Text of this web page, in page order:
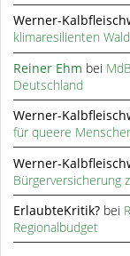
Werner-
klimaresilienten
Reiner Ehm bei
Deutschland
Werner-
für queere
Werner-
Bürgerversicherung
ErlaubteKritik? bei
Regionalbudget